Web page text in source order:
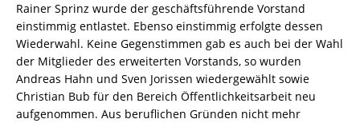
Rainer Sprinz wurde der geschäftsführende Vorstand
einstimmig entlastet. Ebenso einstimmig erfolgte dessen
Wiederwahl. Keine Gegenstimmen gab es auch bei der Wahl
der Mitglieder des erweiterten Vorstands, so wurden
Andreas Hahn und Sven Jorissen wiedergewählt sowie
Christian Bub für den Bereich Öffentlichkeitsarbeit neu
aufgenommen. Aus beruflichen Gründen nicht mehr